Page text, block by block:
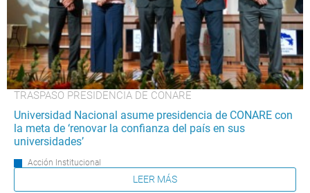
TRASPASO PRESIDENCIA DE CONARE
Universidad Nacional asume presidencia de CONARE con
la meta de ‘renovar la confianza del país en sus
universidades’
Acción Institucional
LEER MÁS